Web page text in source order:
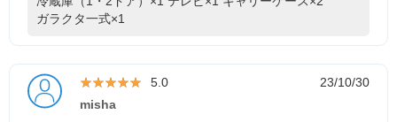
ガラクタ一式×1
★★★★★
★★★★★ 5.0
23/10/30
misha